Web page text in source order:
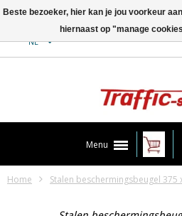
NL
Menu
Home Stalen beschermingsbeugel 375
Beste bezoeker, hier kan je jou voorkeur
hiernaast op "manage